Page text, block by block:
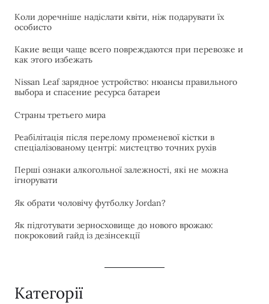
Коли доречніше надіслати квіти, ніж подарувати їх
особисто
Какие вещи чаще всего повреждаются при перевозке и
как этого избежать
Nissan Leaf зарядное устройство: нюансы правильного
выбора и спасение ресурса батареи
Страны третьего мира
Реабілітація після перелому променевої кістки в
спеціалізованому центрі: мистецтво точних рухів
Перші ознаки алкогольної залежності, які не можна
ігнорувати
Як обрати чоловічу футболку Jordan?
Як підготувати зерносховище до нового врожаю:
покроковий гайд із дезінсекції
Категорії